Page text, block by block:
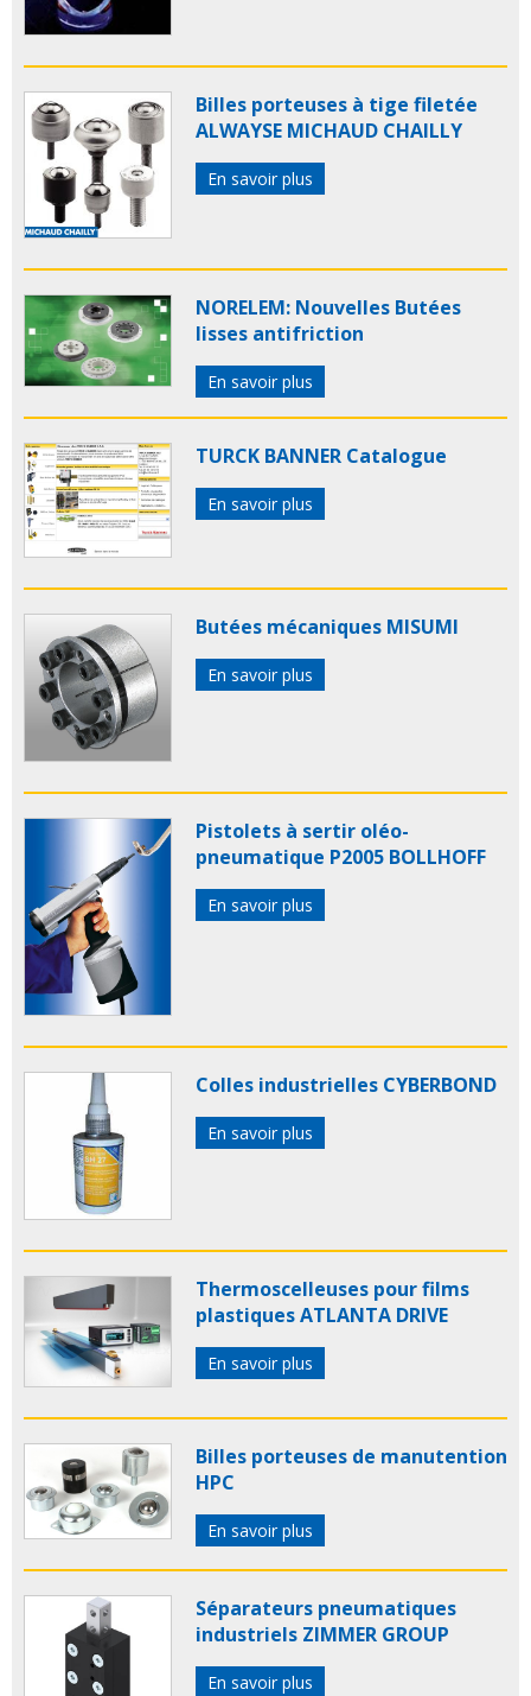
Billes porteuses à tige filetée
ALWAYSE MICHAUD CHAILLY
En savoir plus
NORELEM: Nouvelles Butées
lisses antifriction
En savoir plus
TURCK BANNER Catalogue
En savoir plus
Butées mécaniques MISUMI
En savoir plus
Pistolets à sertir oléo-
pneumatique P2005 BOLLHOFF
En savoir plus
Colles industrielles CYBERBOND
En savoir plus
Thermoscelleuses pour films
plastiques ATLANTA DRIVE
En savoir plus
Billes porteuses de manutention
HPC
En savoir plus
Séparateurs pneumatiques
industriels ZIMMER GROUP
En savoir plus